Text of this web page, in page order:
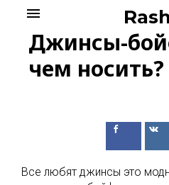
content
menu
Джинсы-
чем носить?
Все любят джинсы это